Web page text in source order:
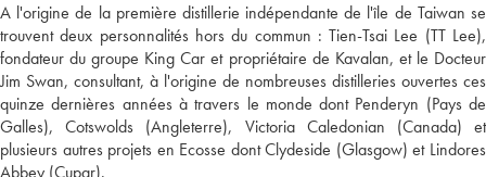
A l'origine de la première distillerie indépendante de l'île de Taiwan se
trouvent deux personnalités hors du commun : Tien-Tsai Lee (TT Lee),
fondateur du groupe King Car et propriétaire de Kavalan, et le Docteur
Jim Swan, consultant, à l'origine de nombreuses distilleries ouvertes ces
quinze dernières années à travers le monde dont Penderyn (Pays de
Galles), Cotswolds (Angleterre), Victoria Caledonian (Canada) et
plusieurs autres projets en Ecosse dont Clydeside (Glasgow) et Lindores
Abbey (Cupar).